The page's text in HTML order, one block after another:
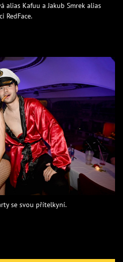
alias Kafuu a Jakub Smrek alias
RedFace.
se svou přítelkyní.